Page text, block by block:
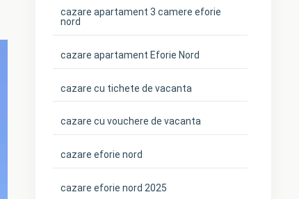
cazare apartament 3 camere eforie
nord
cazare apartament Eforie Nord
cazare cu tichete de vacanta
cazare cu vouchere de vacanta
cazare eforie nord
cazare eforie nord 2025